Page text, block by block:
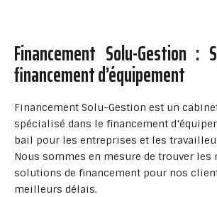
Financement Solu-Gestion :
financement d’équipement
Financement Solu-Gestion est un
spécialisé dans le financement
bail pour les entreprises et les
Nous sommes en mesure de trouver les
solutions de financement pour nos
meilleurs délais.